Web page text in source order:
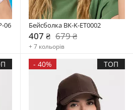
06 Бейсболка BK-K-ET0002
407 ₴ 679 ₴
+ 7 кольорів
- 40% ТОП